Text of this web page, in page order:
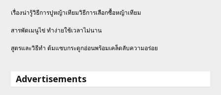
เรื่องน่ารู้วิธีการปูหญ้าเทียมวิธีการเลือกซื้อหญ้าเทียม
สารพัดเมนูไข่ ทำง่ายใช้เวลาไม่นาน
สูตรและวิธีทำ ต้มแซบกระดูกอ่อนพร้อมเคล็ดลับความอร่อย
Advertisements